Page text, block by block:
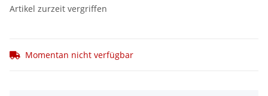
Artikel zurzeit vergriffen
Momentan nicht verfügbar